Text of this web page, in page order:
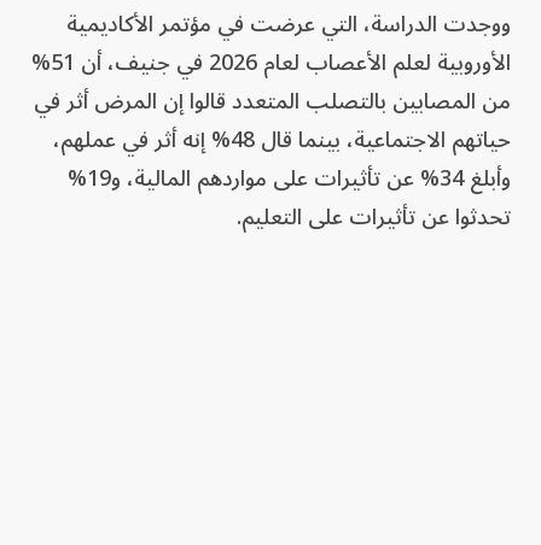
ووجدت الدراسة، التي عرضت في مؤتمر الأكاديمية
الأوروبية لعلم الأعصاب لعام 2026 في جنيف، أن 51%
من المصابين بالتصلب المتعدد قالوا إن المرض أثر في
حياتهم الاجتماعية، بينما قال 48% إنه أثر في عملهم،
وأبلغ 34% عن تأثيرات على مواردهم المالية، و19%
تحدثوا عن تأثيرات على التعليم.